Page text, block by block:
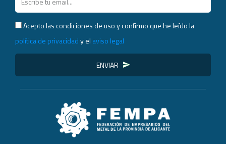
Acepto las condiciones de uso y confirmo que he leído la
política de privacidady el aviso legal
ENVIAR